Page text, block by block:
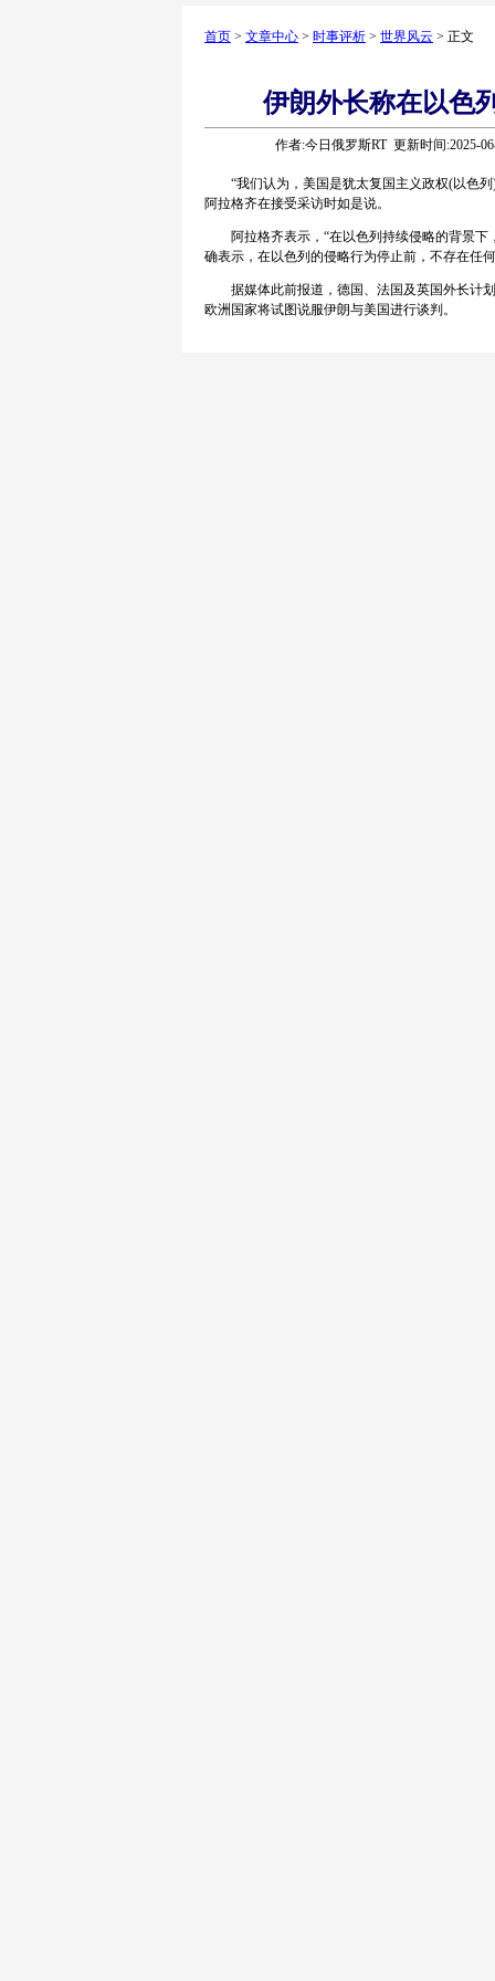
首页 > 文章中心 > 时事评析 > 世界风云 > 正文
伊朗外长称在以色
作者:今日俄罗斯RT 更新时间:2025-
“我们认为，美国是犹太复国主义政权(以色列
阿拉格齐在接受采访时如是说。
阿拉格齐表示，“在以色列持续侵略的背景下
确表示，在以色列的侵略行为停止前，不存在任
据媒体此前报道，德国、法国及英国外长计划
欧洲国家将试图说服伊朗与美国进行谈判。